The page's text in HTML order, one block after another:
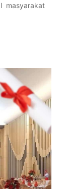
masyarakat